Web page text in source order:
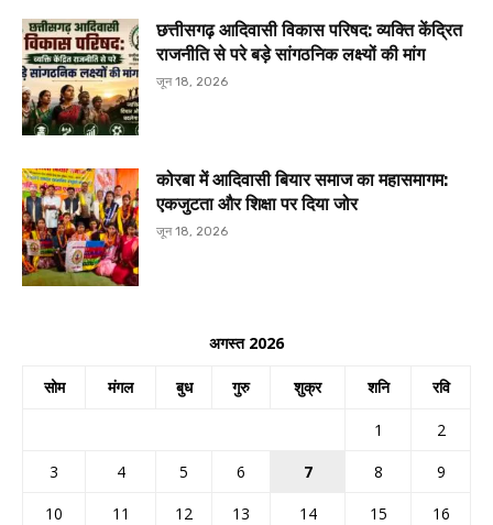
छत्तीसगढ़ आदिवासी विकास परिषद: व्यक्ति केंद्रित
राजनीति से परे बड़े सांगठनिक लक्ष्यों की मांग
जून 18, 2026
कोरबा में आदिवासी बियार समाज का महासमागम:
एकजुटता और शिक्षा पर दिया जोर
जून 18, 2026
अगस्त 2026
सोम मंगल बुध गुरु शुक्र शनि रवि
1
2
3
4 5 6 7 8
9
10
11 12 13 14 15
16